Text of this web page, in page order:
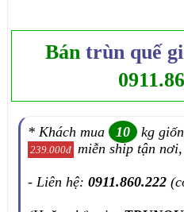
Bántrùn quế
* Khách mua 10 kg
239.000đ miễn ship tận
- Liên hệ:0911.860.222